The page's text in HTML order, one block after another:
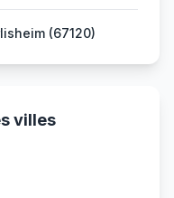
(67120)
villes